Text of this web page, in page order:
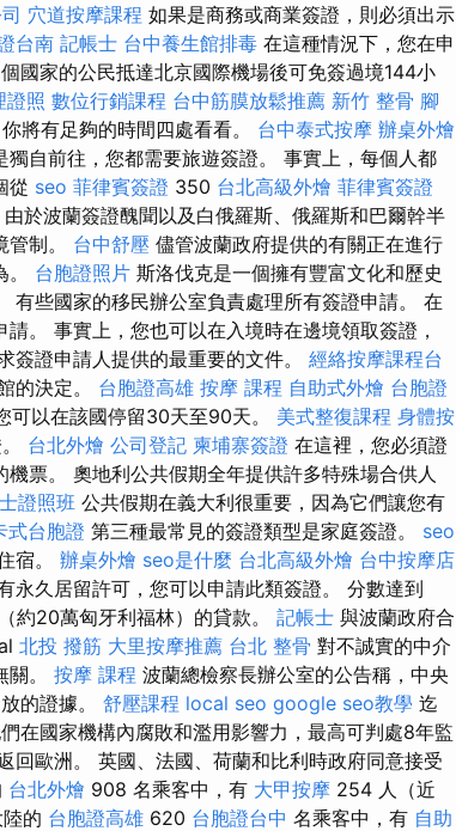
穴道按摩課程 如果是商務或商業簽證，則必須出示
台南 記帳士 台中養生館排毒 在這種情況下，您在申
國家的公民抵達北京國際機場後可免簽過境144小
證照 數位行銷課程 台中筋膜放鬆推薦 新竹 整骨 腳
將有足夠的時間四處看看。 台中泰式按摩 辦桌外燴
自前往，您都需要旅遊簽證。 事實上，每個人都
從 seo 菲律賓簽證 350 台北高級外燴 菲律賓簽證
於波蘭簽證醜聞以及白俄羅斯、俄羅斯和巴爾幹半
制。 台中舒壓 儘管波蘭政府提供的有關正在進行
台胞證照片 斯洛伐克是一個擁有豐富文化和歷史
有些國家的移民辦公室負責處理所有簽證申請。 在
。 事實上，您也可以在入境時在邊境領取簽證，
簽證申請人提供的最重要的文件。 經絡按摩課程台
的決定。 台胞證高雄 按摩 課程 自助式外燴 台胞證
可以在該國停留30天至90天。 美式整復課程 身體按
台北外燴 公司登記 柬埔寨簽證 在這裡，您必須證
票。 奧地利公共假期全年提供許多特殊場合供人
證照班 公共假期在義大利很重要，因為它們讓您有
式台胞證 第三種最常見的簽證類型是家庭簽證。 seo
宿。 辦桌外燴 seo是什麼 台北高級外燴 台中按摩店
永久居留許可，您可以申請此類簽證。 分數達到
約20萬匈牙利福林）的貸款。 記帳士 與波蘭政府合
北投 撥筋 大里按摩推薦 台北 整骨 對不誠實的中介
。 按摩 課程 波蘭總檢察長辦公室的公告稱，中央
的證據。 舒壓課程 local seo google seo教學 迄
在國家機構內腐敗和濫用影響力，最高可判處8年監
回歐洲。 英國、法國、荷蘭和比利時政府同意接受
台北外燴 908 名乘客中，有 大甲按摩 254 人（近
的 台胞證高雄 620 台胞證台中 名乘客中，有 自助